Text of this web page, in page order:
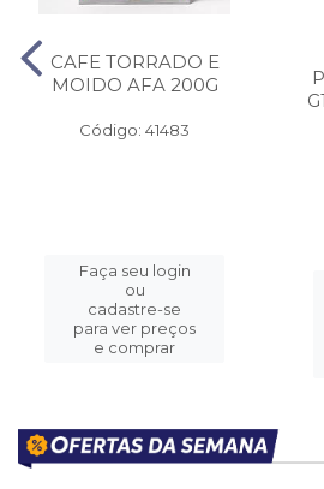
CAFE TORRADO E
MOIDO AFA 200G
Código: 41483
Faça seu login
ou
cadastre-se
para ver preços
e comprar